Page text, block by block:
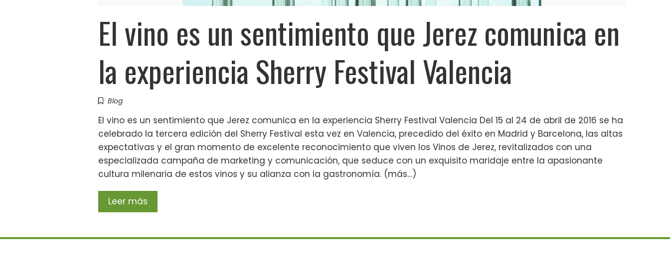
El vino es un sentimiento que Jerez comunica en
la experiencia Sherry Festival Valencia
Blog
El vino es un sentimiento que Jerez comunica en la experiencia Sherry Festival Valencia Del 15 al 24 de abril de 2016 se ha
celebrado la tercera edición del Sherry Festival esta vez en Valencia, precedido del éxito en Madrid y Barcelona, las altas
expectativas y el gran momento de excelente reconocimiento que viven los Vinos de Jerez, revitalizados con una
especializada campaña de marketing y comunicación, que seduce con un exquisito maridaje entre la apasionante
cultura milenaria de estos vinos y su alianza con la gastronomía. (más…)
Leer más